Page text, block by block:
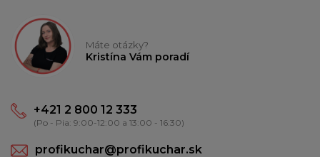
Máte otázky?
Kristína Vám poradí
+421 2 800 12 333
(Po - Pia: 9:00-12:00 a 13:00 - 16:30)
profikuchar@profikuchar.sk